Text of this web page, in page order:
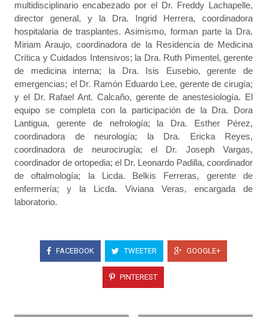
multidisciplinario encabezado por el Dr. Freddy Lachapelle,
director general, y la Dra. Ingrid Herrera, coordinadora
hospitalaria de trasplantes. Asimismo, forman parte la Dra.
Miriam Araujo, coordinadora de la Residencia de Medicina
Crítica y Cuidados Intensivos; la Dra. Ruth Pimentel, gerente
de medicina interna; la Dra. Isis Eusebio, gerente de
emergencias; el Dr. Ramón Eduardo Lee, gerente de cirugía;
y el Dr. Rafael Ant. Calcaño, gerente de anestesiología. El
equipo se completa con la participación de la Dra. Dora
Lantigua, gerente de nefrología; la Dra. Esther Pérez,
coordinadora de neurología; la Dra. Ericka Reyes,
coordinadora de neurocirugía; el Dr. Joseph Vargas,
coordinador de ortopedia; el Dr. Leonardo Padilla, coordinador
de oftalmología; la Licda. Belkis Ferreras, gerente de
enfermería; y la Licda. Viviana Veras, encargada de
laboratorio.
FACEBOOK TWEETER GOOGLE+
PINTEREST